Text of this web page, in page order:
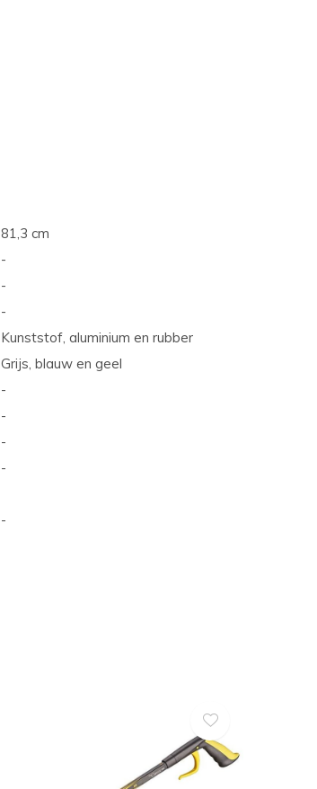
81,3 cm
-
-
-
Kunststof, aluminium en rubber
Grijs, blauw en geel
-
-
-
-
-